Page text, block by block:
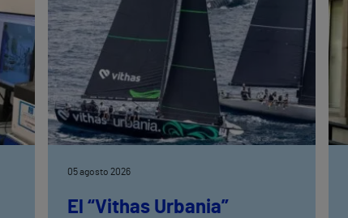
05 agosto 2026
El “Vithas Urbania”